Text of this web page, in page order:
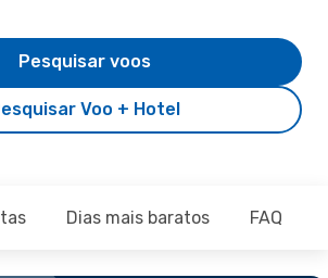
Voo + Hotel
Pesquisar voos
Dias mais baratos FAQ